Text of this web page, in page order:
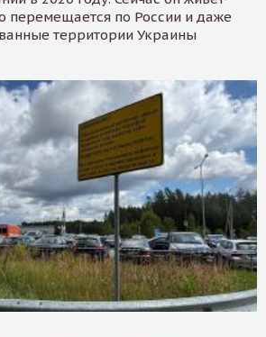
перемещается по России и даже
территории Украины